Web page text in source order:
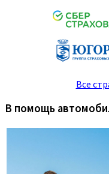
Все
В помощь